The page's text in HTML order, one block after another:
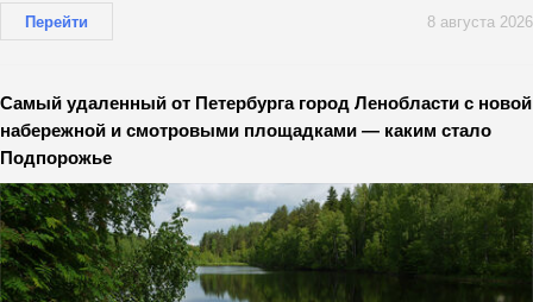
Перейти 8 августа 2026
Самый удаленный от Петербурга город Ленобласти с новой
набережной и смотровыми площадками — каким стало
Подпорожье